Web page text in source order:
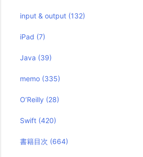
input & output (132)
iPad (7)
Java (39)
memo (335)
O’Reilly (28)
Swift (420)
書籍目次 (664)